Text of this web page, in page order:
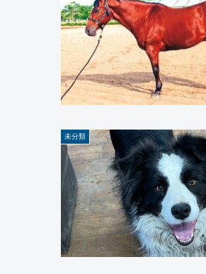
未分類